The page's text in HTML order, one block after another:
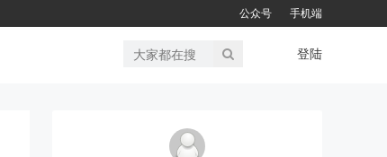
公众号 手机端
登陆